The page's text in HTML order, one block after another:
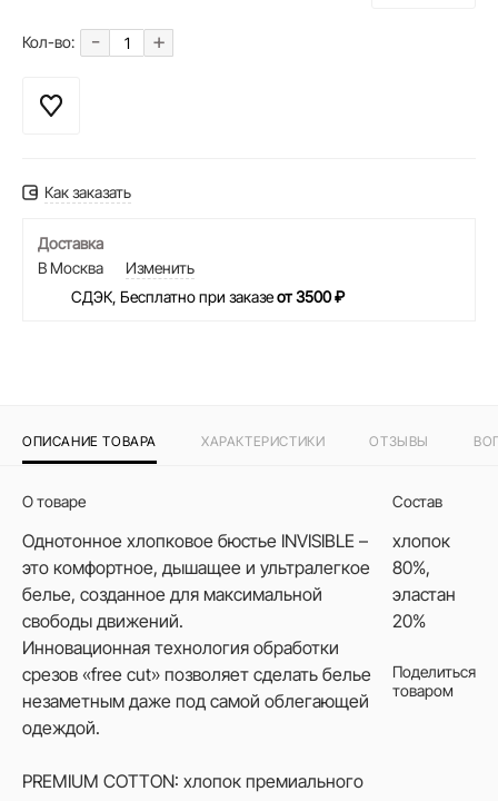
Кол-во: - +
Как заказать
Доставка
В Москва
Изменить
СДЭК, Бесплатно при заказеот 3500 ₽
ОПИСАНИЕ ТОВАРА ХАРАКТЕРИСТИКИ ОТЗЫВЫ
О товаре
Однотонное хлопковое бюстье INVISIBLE –
это комфортное, дышащее и ультралегкое
белье, созданное для максимальной
свободы движений.
Инновационная технология обработки
срезов «free cut» позволяет сделать белье
незаметным даже под самой облегающей
одеждой.
PREMIUM COTTON: хлопок премиального
Состав
хлопок
80%,
эластан
20%
Поделиться
товаром